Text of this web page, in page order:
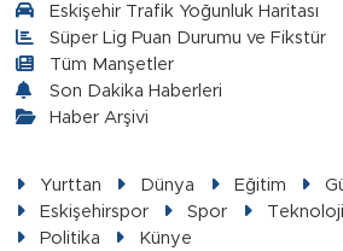
Eskişehir Trafik Yoğunluk Haritası
Süper Lig Puan Durumu ve Fikstür
Tüm Manşetler
Son Dakika Haberleri
Haber Arşivi
Yurttan Dünya Eğitim
Eskişehirspor
Spor Teknoloji
Politika
Künye